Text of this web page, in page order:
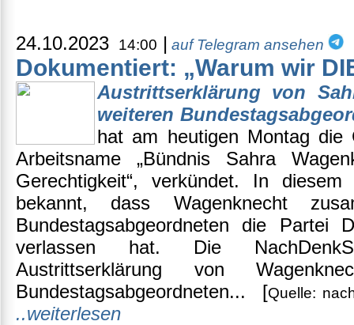
24.10.2023 14:00 | auf Telegram ansehen
Dokumentiert: „Warum wir
Austrittserklärung von
weiteren
hat am heutigen Montag die
Arbeitsname „Bündnis Sahra
Gerechtigkeit“, verkündet. In
bekannt, dass Wagenknecht
Bundestagsabgeordneten die
verlassen hat. Die
Austrittserklärung von
Bundestagsabgeordneten... [Quelle:
..weiterlesen